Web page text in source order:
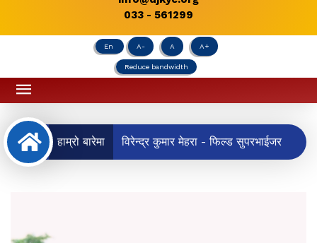
033 - 561299
En A- A A+
Reduce bandwidth
हाम्रो बारेमा विरेन्द्र कुमार मेहरा - फिल्ड सुपरभाईजर